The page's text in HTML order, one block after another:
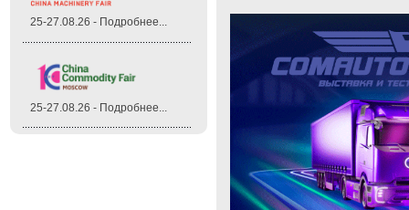
25-27.08.26 - Подробнее...
25-27.08.26 - Подробнее...